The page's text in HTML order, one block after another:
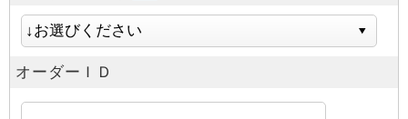
オーダーＩＤ